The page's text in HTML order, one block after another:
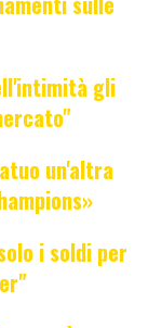
gli
un'altra
i soldi per